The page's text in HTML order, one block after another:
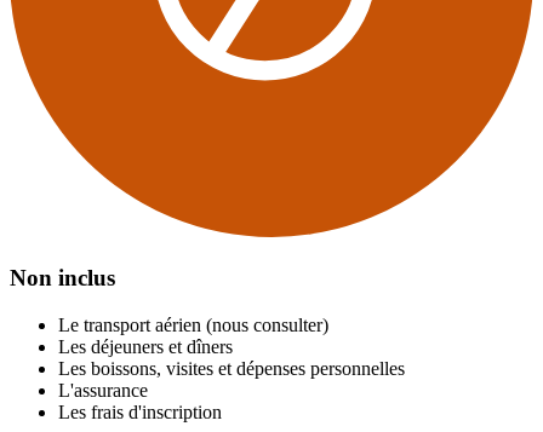
Non inclus
Le transport aérien (nous consulter)
Les déjeuners et dîners
Les boissons, visites et dépenses personnelles
L'assurance
Les frais d'inscription